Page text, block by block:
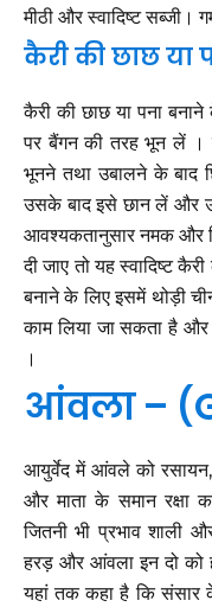
मीठी और स्वादिष्ट सब्जी।
कैरी की छाछ या
कैरी की छाछ या पना
पर बैंगन की तरह भून लें ।
भूनने तथा उबालने के बाद
उसके बाद इसे छान लें और
आवश्यकतानुसार नमक और
दी जाए तो यह स्वादिष्ट
बनाने के लिए इसमें थोड़ी
काम लिया जा सकता है
।
आंवला –
आयुर्वेद में आंवले को
और माता के समान रक्षा
जितनी भी प्रभाव
हरड़ और आंवला इन दो को
यहां तक कहा है कि संसार